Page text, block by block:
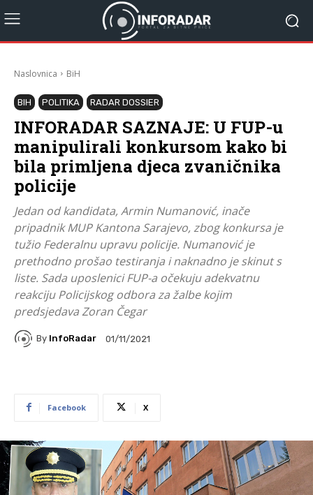
Naslovnica BiH
BIH POLITIKA RADAR DOSSIER
INFORADAR SAZNAJE: U FUP-u
manipulirali konkursom kako bi
bila primljena djeca zvaničnika
policije
Jedan od kandidata, Armin Numanović, inače
pripadnik MUP Kantona Sarajevo, zbog konkursa je
tužio Federalnu upravu policije. Numanović je
prethodno prošao testiranja i naknadno je skinut s
liste. Sada uposlenici FUP-a očekuju adekvatnu
reakciju Policijskog odbora za žalbe kojim
predsjedava Zoran Čegar
By InfoRadar 01/11/2021
Facebook X